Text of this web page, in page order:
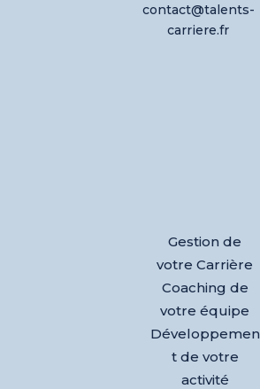
contact@talents-
carriere.fr
Gestion de
votre Carrière
Coaching de
votre équipe
Développemen
t de votre
activité